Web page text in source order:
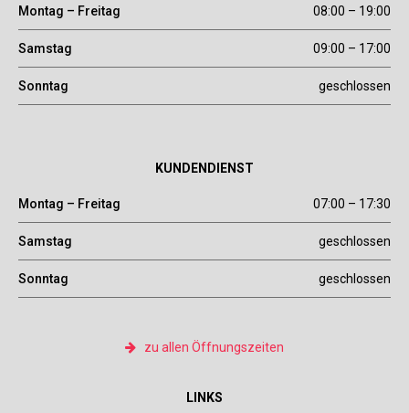
Montag – Freitag 08:00 – 19:00
Samstag 09:00 – 17:00
Sonntag geschlossen
KUNDENDIENST
Montag – Freitag 07:00 – 17:30
Samstag geschlossen
Sonntag geschlossen
zu allen Öffnungszeiten
LINKS